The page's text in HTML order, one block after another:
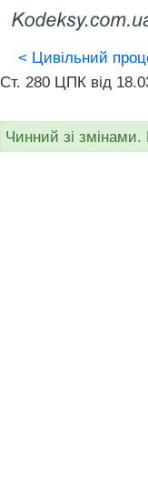
< Цивільний
Ст. 280 ЦПК від
Чинний зі змінами.